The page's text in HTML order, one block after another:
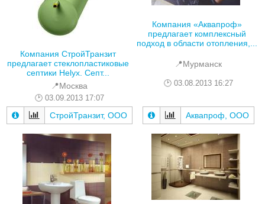
Компания СтройТранзит
предлагает стеклопластиковые
септики Helyx. Септ...
📍Москва
03.09.2013 17:07
СтройТранзит, ООО
Компания «Аквапроф»
предлагает комплексный
подход в области отопления,...
📍Мурманск
03.08.2013 16:27
Аквапроф, ООО